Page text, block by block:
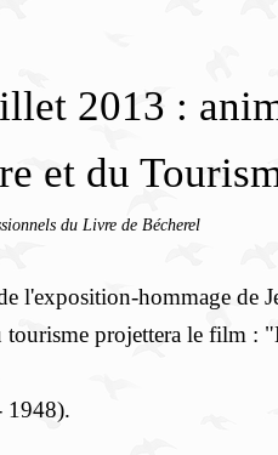
2013 :
et du
du Livre de Bécherel
l'exposition-hommage de
projettera le film :
1948).